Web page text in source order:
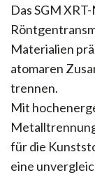
Das SGM
Materialien
atomaren
trennen.
Mit
für die
eine